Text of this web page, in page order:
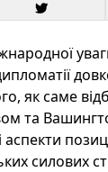
як саме
та
силових